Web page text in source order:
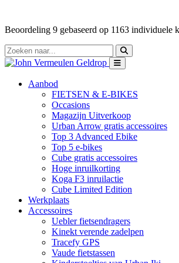
Beoordeling 9 gebaseerd op 1163 individuele
Aanbod
FIETSEN & E-BIKES
Occasions
Magazijn Uitverkoop
Urban Arrow gratis accessoires
Top 3 Advanced Ebike
Top 5 e-bikes
Cube gratis accessoires
Hoge inruilkorting
Koga F3 inruilactie
Cube Limited Edition
Werkplaats
Accessoires
Uebler fietsendragers
Kinekt verende zadelpen
Tracefy GPS
Vaude fietstassen